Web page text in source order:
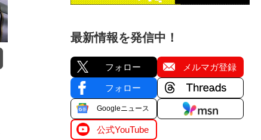
最新情報を発信中！
フォロー メルマガ登録
フォロー
Googleニュース
公式YouTube